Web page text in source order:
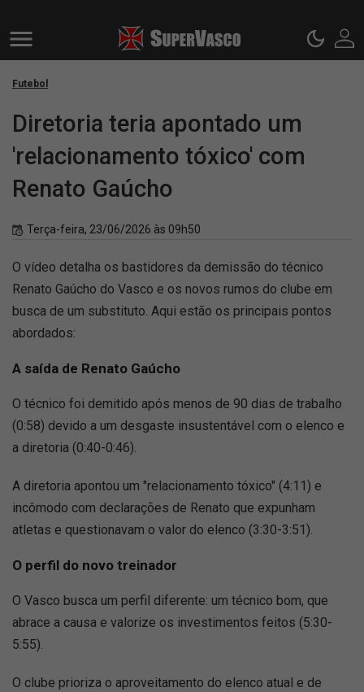
Futebol
Diretoria teria apontado um
'relacionamento tóxico' com
Renato Gaúcho
Terça-feira, 23/06/2026 às 09h50
O vídeo detalha os bastidores da demissão do técnico
Renato Gaúcho do Vasco e os novos rumos do clube em
busca de um substituto. Aqui estão os principais pontos
abordados:
A saída de Renato Gaúcho
O técnico foi demitido após menos de 90 dias de trabalho
(0:58) devido a um desgaste insustentável com o elenco e
a diretoria (0:40-0:46).
A diretoria apontou um "relacionamento tóxico" (4:11) e
incômodo com declarações de Renato que expunham
atletas e questionavam o valor do elenco (3:30-3:51).
O perfil do novo treinador
O Vasco busca um perfil diferente: um técnico bom, que
abrace a causa e valorize os investimentos feitos (5:30-
5:55).
O clube prioriza o aproveitamento do elenco atual e de